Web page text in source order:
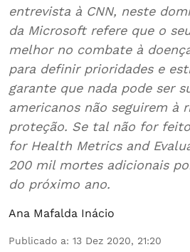
entrevista à CNN, neste
da Microsoft refere que o
melhor no combate à
para definir prioridades e
garante que nada pode ser
americanos não seguirem à
proteção. Se tal não for
for Health Metrics and
200 mil mortes adicionais
do próximo ano.
Ana Mafalda Inácio
Publicado a: 13 Dez 2020, 21:20